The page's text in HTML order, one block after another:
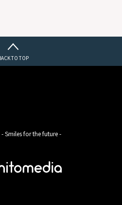
TO TOP
Smiles for the future -